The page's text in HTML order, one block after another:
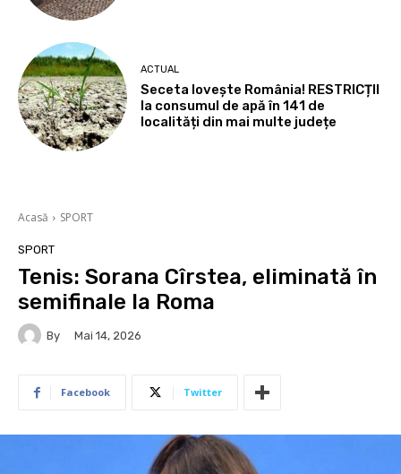
ACTUAL
Seceta lovește România! RESTRICȚII
la consumul de apă în 141 de
localități din mai multe județe